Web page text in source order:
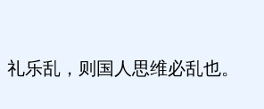
礼乐乱，则国人思维必乱也。